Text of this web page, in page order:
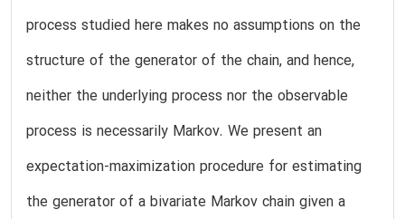
process studied here makes no assumptions on the
structure of the generator of the chain, and hence,
neither the underlying process nor the observable
process is necessarily Markov. We present an
expectation-maximization procedure for estimating
the generator of a bivariate Markov chain given a